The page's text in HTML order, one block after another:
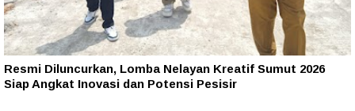
Resmi Diluncurkan, Lomba Nelayan Kreatif Sumut 2026
Siap Angkat Inovasi dan Potensi Pesisir